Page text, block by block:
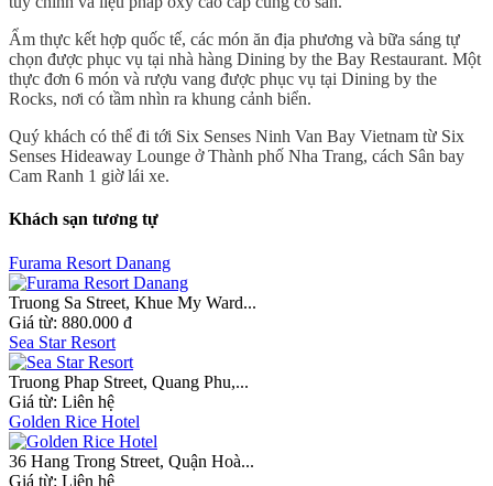
Ẩm thực kết hợp quốc tế, các món ăn địa phương và bữa sáng tự
chọn được phục vụ tại nhà hàng Dining by the Bay Restaurant. Một
thực đơn 6 món và rượu vang được phục vụ tại Dining by the
Rocks, nơi có tầm nhìn ra khung cảnh biển.
Quý khách có thể đi tới Six Senses Ninh Van Bay Vietnam từ Six
Senses Hideaway Lounge ở Thành phố Nha Trang, cách Sân bay
Cam Ranh 1 giờ lái xe.
Khách sạn tương tự
Furama Resort Danang
Truong Sa Street, Khue My Ward...
Giá từ: 880.000 đ
Sea Star Resort
Truong Phap Street, Quang Phu,...
Giá từ: Liên hệ
Golden Rice Hotel
36 Hang Trong Street, Quận Hoà...
Giá từ: Liên hệ